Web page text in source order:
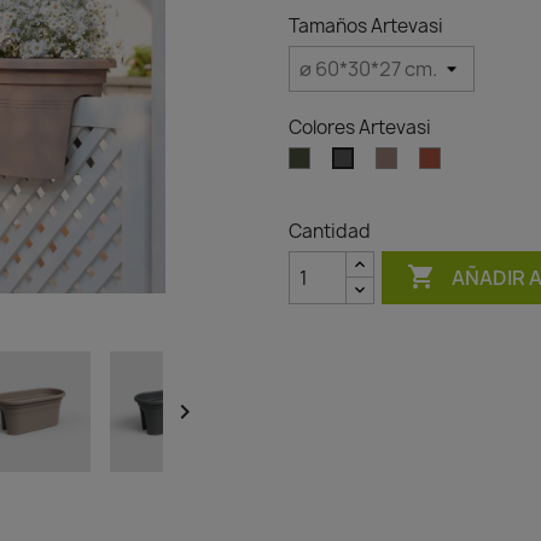

Tamaños Artevasi
Colores Artevasi
Cantidad
 AÑADIR